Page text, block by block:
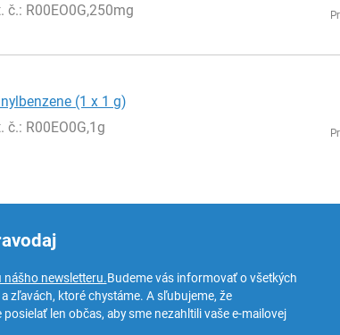
č.: R00EO0G,250mg
(1 x 1 g)
č.: R00EO0G,1g
nášho newsletteru.Budeme vás informovať o všetkých
zľavách, ktoré chystáme. A sľubujeme, že
len občas, aby sme nezahltili vaše e-mailovej